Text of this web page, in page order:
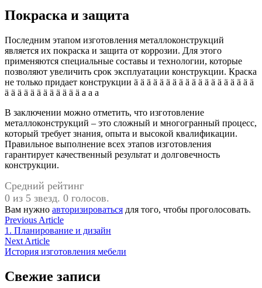
Покраска и защита
Последним этапом изготовления металлоконструкций
является их покраска и защита от коррозии. Для этого
применяются специальные составы и технологии, которые
позволяют увеличить срок эксплуатации конструкции. Краска
не только придает конструкции ä ä ä ä ä ä ä ä ä ä ä ä ä ä ä ä ä ä ä
ä ä ä ä ä ä ä ä ä ä ä ä а а а
В заключении можно отметить, что изготовление
металлоконструкций – это сложный и многогранный процесс,
который требует знания, опыта и высокой квалификации.
Правильное выполнение всех этапов изготовления
гарантирует качественный результат и долговечность
конструкции.
Средний рейтинг
0 из 5 звезд. 0 голосов.
Вам нужно авторизироваться для того, чтобы проголосовать.
Навигация
по
записям
Previous ArticlePrevious
article:
1. Планирование и дизайн
Next ArticleNext
article:
История изготовления мебели
Свежие записи